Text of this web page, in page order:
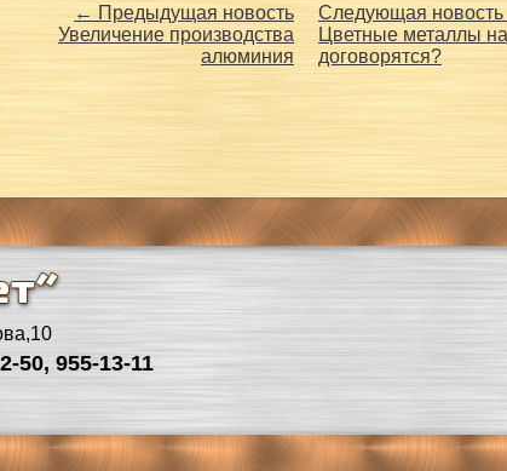
← Предыдущая новость
Увеличение производства
алюминия
Следующая
Цветные металлы
договорятся?
50, 955-13-11